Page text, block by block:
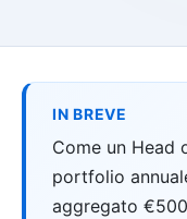
IN BREVE
Come un Head
portfolio
aggregato